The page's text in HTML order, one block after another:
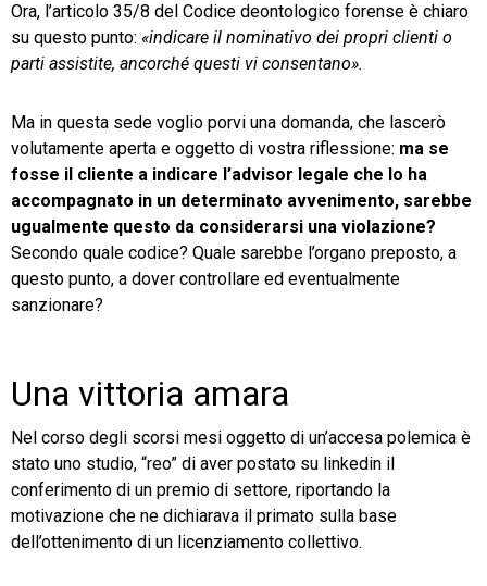
Ora, l’articolo 35/8 del Codice deontologico forense è chiaro
su questo punto: «indicare il nominativo dei propri clienti o
parti assistite, ancorché questi vi consentano».
Ma in questa sede voglio porvi una domanda, che lascerò
volutamente aperta e oggetto di vostra riflessione: ma se
fosse il cliente a indicare l’advisor legale che lo ha
accompagnato in un determinato avvenimento, sarebbe
ugualmente questo da considerarsi una violazione?
Secondo quale codice? Quale sarebbe l’organo preposto, a
questo punto, a dover controllare ed eventualmente
sanzionare?
Una vittoria amara
Nel corso degli scorsi mesi oggetto di un’accesa polemica è
stato uno studio, “reo” di aver postato su linkedin il
conferimento di un premio di settore, riportando la
motivazione che ne dichiarava il primato sulla base
dell’ottenimento di un licenziamento collettivo.